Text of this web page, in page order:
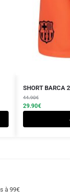
SHORT BARCA
44.90€
Le
prix
initial
était :
29.90€
Le
prix
actuel
est :
Ce
produit
a
à 99€